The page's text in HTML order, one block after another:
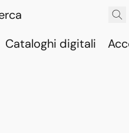
Cataloghi digitali